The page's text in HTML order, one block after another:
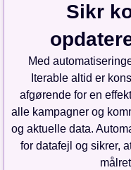
Sikr
Med
Iterable altid er
afgørende for en
alle kampagner og
og aktuelle data.
for datafejl og sikrer,